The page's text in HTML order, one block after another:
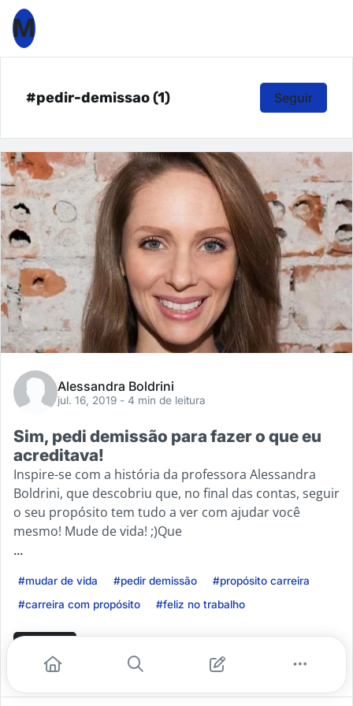
M
#pedir-demissao (1) Seguir
Alessandra Boldrini
jul. 16, 2019 - 4 min de leitura
Sim, pedi demissão para fazer o que eu
acreditava!
Inspire-se com a história da professora Alessandra
Boldrini, que descobriu que, no final das contas, seguir
o seu propósito tem tudo a ver com ajudar você
mesmo! Mude de vida! ;)Que
...
#mudar de vida #pedir demissão
#propósito carreira
#carreira com propósito
#feliz no trabalho
Leia mais